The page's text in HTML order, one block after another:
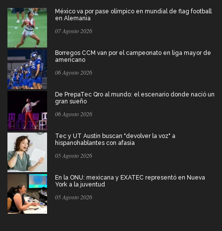
México va por pase olímpico en mundial de flag football
en Alemania
07 Agosto 2026
Borregos CCM van por el campeonato en liga mayor de
americano
06 Agosto 2026
De PrepaTec Qro al mundo: el escenario donde nació un
gran sueño
06 Agosto 2026
Tec y UT Austin buscan "devolver la voz" a
hispanohablantes con afasia
05 Agosto 2026
En la ONU: mexicana y EXATEC representó en Nueva
York a la juventud
05 Agosto 2026